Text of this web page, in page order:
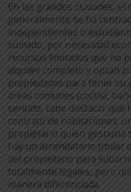
En las grandes ciudades,
generalmente se ha
independientes o
sumado, por necesidad
recursos limitados que no
alquiler completo y optan
propiedades para tener su
áreas comunes (cocina,
sentido, cabe destacar que
contrato de habitaciones:
propietario quien gestiona
hay un arrendatario titular
del propietario para
totalmente legales, pero
manera diferenciada.